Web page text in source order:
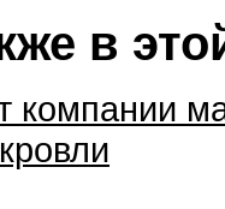
в
компании